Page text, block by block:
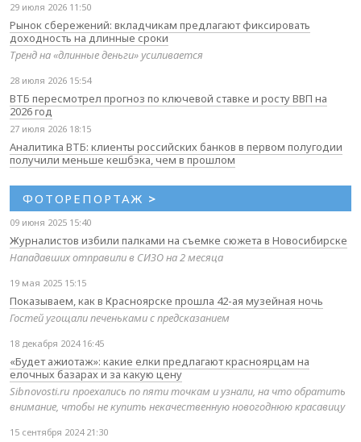
29 июля 2026 11:50
Рынок сбережений: вкладчикам предлагают фиксировать
доходность на длинные сроки
Тренд на «длинные деньги» усиливается
28 июля 2026 15:54
ВТБ пересмотрел прогноз по ключевой ставке и росту ВВП на
2026 год
27 июля 2026 18:15
Аналитика ВТБ: клиенты российских банков в первом полугодии
получили меньше кешбэка, чем в прошлом
ФОТОРЕПОРТАЖ >
09 июня 2025 15:40
Журналистов избили палками на съемке сюжета в Новосибирске
Нападавших отправили в СИЗО на 2 месяца
19 мая 2025 15:15
Показываем, как в Красноярске прошла 42-ая музейная ночь
Гостей угощали печеньками с предсказанием
18 декабря 2024 16:45
«Будет ажиотаж»: какие елки предлагают красноярцам на
елочных базарах и за какую цену
Sibnovosti.ru проехались по пяти точкам и узнали, на что обратить
внимание, чтобы не купить некачественную новогоднюю красавицу
15 сентября 2024 21:30